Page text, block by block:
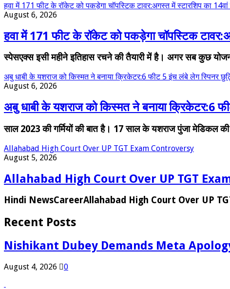
हवा में 171 फीट के रॉकेट को पकड़ेगा चॉपस्टिक टावर:अगस्त में स्टारशिप का
August 6, 2026
हवा में 171 फीट के रॉकेट को पकड़ेगा चॉपस्टिक
स्पेसएक्स इसी महीने इतिहास रचने की तैयारी में है। अगर सब कुछ
अबु धाबी के यशराज को किस्मत ने बनाया क्रिकेटर:6 फीट 5 इंच लंबे लेग स्पिनर
August 6, 2026
अबु धाबी के यशराज को किस्मत ने बनाया क्रिकेटर:6
साल 2023 की गर्मियों की बात है। 17 साल के यशराज पुंजा मेडिकल
Allahabad High Court Over UP TGT Exam Controversy
August 5, 2026
Allahabad High Court Over UP TGT
Hindi NewsCareerAllahabad High Court Over UP
Recent Posts
Nishikant Dubey Demands Meta
August 4, 2026 0